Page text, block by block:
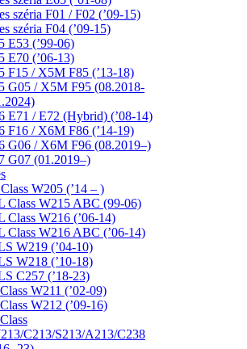
széria F01 / F02 (’09-15)
széria F04 (’09-15)
E53 (’99-06)
E70 (’06-13)
F15 / X5M F85 (’13-18)
G05 / X5M F95 (08.2018-
E71 / E72 (Hybrid) (’08-14)
F16 / X6M F86 (’14-19)
G06 / X6M F96 (08.2019–)
G07 (01.2019–)
W205 (’14 – )
Class W215 ABC (99-06)
Class W216 (’06-14)
Class W216 ABC (’06-14)
W219 (’04-10)
W218 (’10-18)
C257 (’18-23)
W211 (’02-09)
W212 (’09-16)
C213/S213/A213/C238